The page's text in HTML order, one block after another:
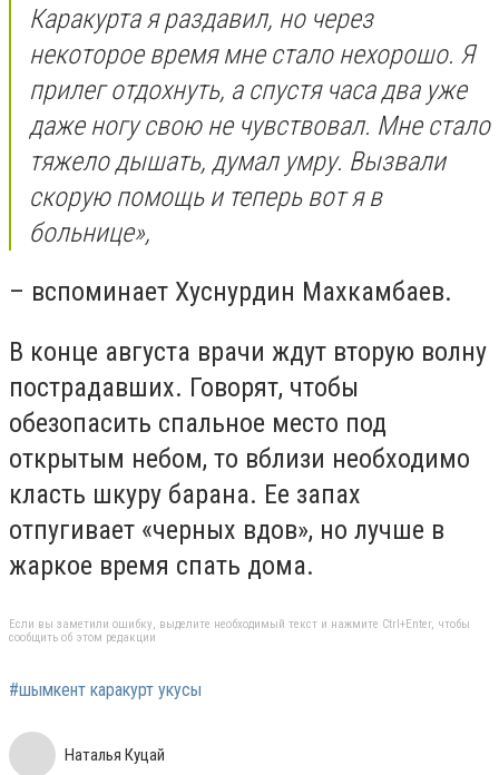
Каракурта я раздавил, но через
некоторое время мне стало нехорошо. Я
прилег отдохнуть, а спустя часа два уже
даже ногу свою не чувствовал. Мне стало
тяжело дышать, думал умру. Вызвали
скорую помощь и теперь вот я в
больнице»,
– вспоминает Хуснурдин Махкамбаев.
В конце августа врачи ждут вторую волну
пострадавших. Говорят, чтобы
обезопасить спальное место под
открытым небом, то вблизи необходимо
класть шкуру барана. Ее запах
отпугивает «черных вдов», но лучше в
жаркое время спать дома.
Если вы заметили ошибку, выделите необходимый текст и нажмите Ctrl+Enter, чтобы
сообщить об этом редакции
#шымкент каракурт укусы
Наталья Куцай